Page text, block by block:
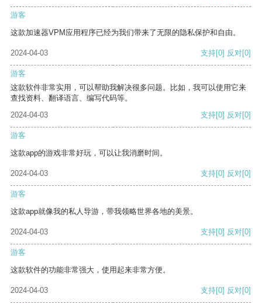
游客
这款加速器VPM应用程序已经为我们带来了无限的隐私保护和自由。
2024-04-03 支持[0] 反对[0]
游客
这款软件非常实用，可以帮助我解决很多问题。比如，我可以使用它来
查找资料、翻译语言、编写代码等。
2024-04-03
支持[0] 反对[0]
游客
这款app的游戏非常好玩，可以让我消磨时间。
2024-04-03 支持[0] 反对[0]
游客
这款app就像我的私人导游，带我领略世界各地的美景。
2024-04-03 支持[0] 反对[0]
游客
这款软件的功能非常强大，使用起来非常方便。
2024-04-03 支持[0] 反对[0]